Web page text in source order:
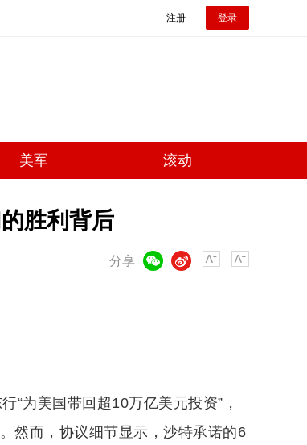
注册 登录
美军 滚动
胜利背后
分享
微博
“为美国带回超10万亿美元投资”，
然而，协议细节显示，沙特承诺的6